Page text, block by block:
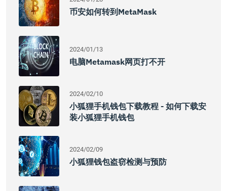
币安如何转到MetaMask
2024/01/13
电脑metamask网页打不开
2024/02/10
小狐狸手机钱包下载教程 - 如何下载安
装小狐狸手机钱包
2024/02/09
小狐狸钱包盗窃检测与预防